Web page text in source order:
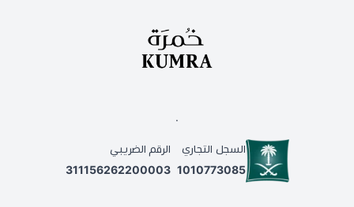
السجل التجاري
1010773085
الرقم الضريبي
311156262200003